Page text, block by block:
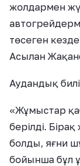
жолдармен
төсеген
Асылан
Аудандық
«Жұмыстар
берілді.
болды, яғни
бойынша бұл